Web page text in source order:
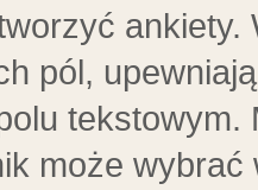
ankiety.
pól,
może